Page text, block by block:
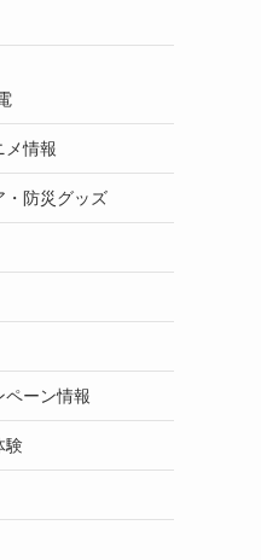
メ情報
防災グッズ
ーン情報
験